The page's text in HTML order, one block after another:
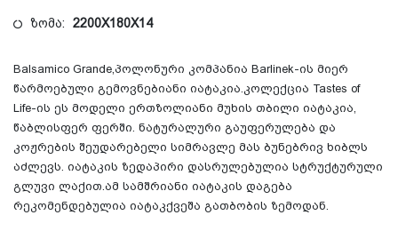
ზომა: 2200X180X14
Balsamico Grande,პოლონური კომპანია Barlinek-ის მიერ
წარმოებული გემოვნებიანი იატაკია.კოლექცია Tastes of
Life-ის ეს მოდელი ერთზოლიანი მუხის თბილი იატაკია,
წაბლისფერ ფერში. ნატურალური გაუფერულება და
კოჟრების შეუდარებელი სიმრავლე მას ბუნებრივ ხიბლს
აძლევს. იატაკის ზედაპირი დასრულებულია სტრუქტურული
გლუვი ლაქით.ამ სამშრიანი იატაკის დაგება
რეკომენდებულია იატაკქვეშა გათბობის ზემოდან.